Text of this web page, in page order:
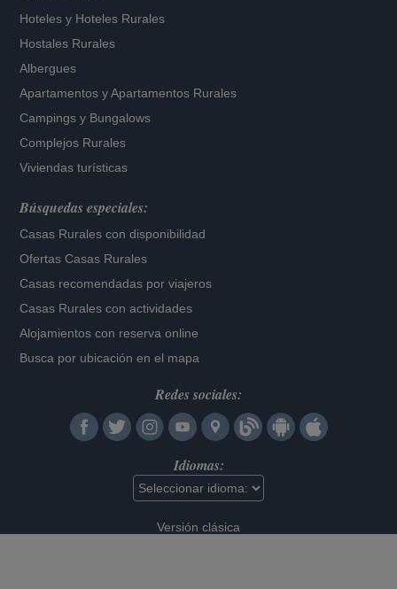
Hoteles y Hoteles Rurales
Hostales Rurales
Albergues
Apartamentos yApartamentos Rurales
Campings y Bungalows
Complejos Rurales
Viviendas turísticas
Búsquedas especiales:
Casas Rurales con disponibilidad
Ofertas Casas Rurales
Casas recomendadas por viajeros
Casas Rurales con actividades
Alojamientos con reserva online
Busca por ubicación en el mapa
Redes sociales:
Idiomas:
Versión clásica